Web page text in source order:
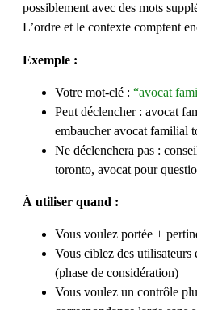
possiblement avec des mots
L’ordre et le contexte comptent
Exemple :
Votre mot-clé : “avocat
Peut déclencher : avocat
embaucher avocat familial
Ne déclenchera pas :
toronto, avocat pour
À utiliser quand :
Vous voulez portée +
Vous ciblez des utilisateurs
(phase de considération)
Vous voulez un contrôle